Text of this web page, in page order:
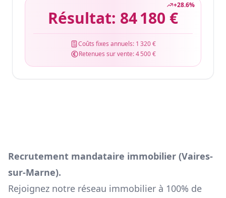
+28.6%
Résultat: 84 180 €
Coûts fixes annuels: 1 320 €
Retenues sur vente:4 500 €
Recrutement mandataire immobilier (Vaires-
sur-Marne).
Rejoignez notre réseau immobilier à 100% de